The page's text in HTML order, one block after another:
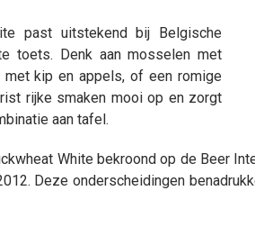
past uitstekend bij Belgische
toets. Denk aan mosselen met
met kip en appels, of een romige
rijke smaken mooi op en zorgt
aan tafel.
White bekroond op de Beer
Deze onderscheidingen